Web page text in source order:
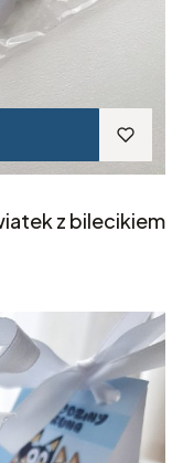
z bilecikiem